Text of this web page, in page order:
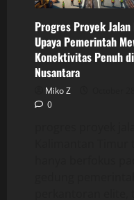
Progres Proyek Jalan
Upaya Pemerintah
Konektivitas Penuh
Nusantara
Miko Z
0